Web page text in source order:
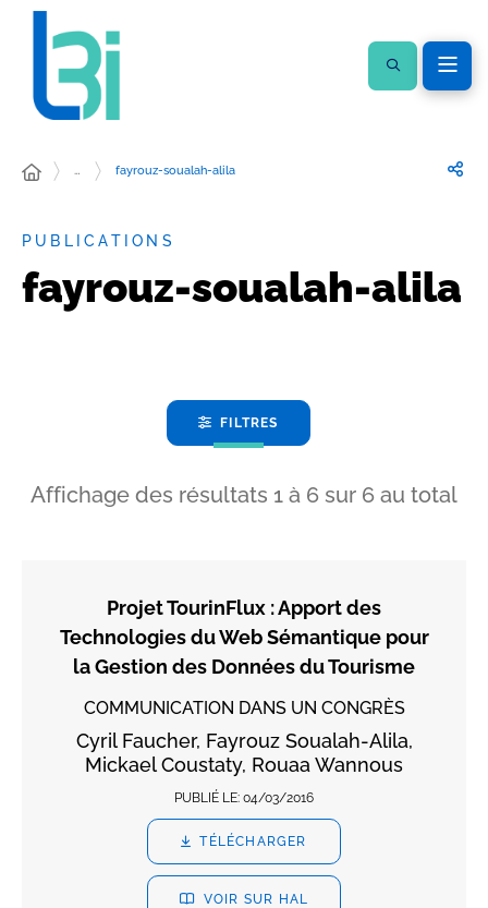
… fayrouz-soualah-alila
PUBLICATIONS
fayrouz-soualah-alila
FILTRES
Affichage des résultats 1 à 6 sur 6 au total
Projet TourinFlux : Apport des
Technologies du Web Sémantique pour
la Gestion des Données du Tourisme
COMMUNICATION DANS UN CONGRÈS
Cyril Faucher, Fayrouz Soualah-Alila,
Mickael Coustaty, Rouaa Wannous
PUBLIÉ LE: 04/03/2016
TÉLÉCHARGER
VOIR SUR HAL